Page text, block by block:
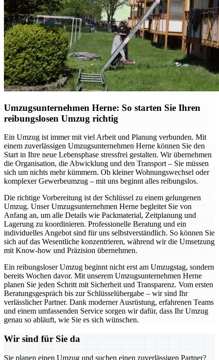
Umzugsunternehmen Herne: So starten Sie Ihren
reibungslosen Umzug richtig
Ein Umzug ist immer mit viel Arbeit und Planung verbunden. Mit
einem zuverlässigen Umzugsunternehmen Herne können Sie den
Start in Ihre neue Lebensphase stressfrei gestalten. Wir übernehmen
die Organisation, die Abwicklung und den Transport – Sie müssen
sich um nichts mehr kümmern. Ob kleiner Wohnungswechsel oder
komplexer Gewerbeumzug – mit uns beginnt alles reibungslos.
Die richtige Vorbereitung ist der Schlüssel zu einem gelungenen
Umzug. Unser Umzugsunternehmen Herne begleitet Sie von
Anfang an, um alle Details wie Packmaterial, Zeitplanung und
Lagerung zu koordinieren. Professionelle Beratung und ein
individuelles Angebot sind für uns selbstverständlich. So können Sie
sich auf das Wesentliche konzentrieren, während wir die Umsetzung
mit Know-how und Präzision übernehmen.
Ein reibungsloser Umzug beginnt nicht erst am Umzugstag, sondern
bereits Wochen davor. Mit unserem Umzugsunternehmen Herne
planen Sie jeden Schritt mit Sicherheit und Transparenz. Vom ersten
Beratungsgespräch bis zur Schlüsselübergabe – wir sind Ihr
verlässlicher Partner. Dank moderner Ausrüstung, erfahrenen Teams
und einem umfassenden Service sorgen wir dafür, dass Ihr Umzug
genau so abläuft, wie Sie es sich wünschen.
Wir sind für Sie da
Sie planen einen Umzug und suchen einen zuverlässigen Partner?